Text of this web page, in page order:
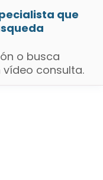
que
o busca
consulta.